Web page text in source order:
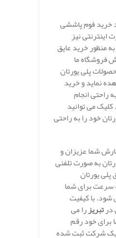
خرید فوم پاششی
اینترنتی نیز
منظور خرید عایق
فروشگاه ما
پلی یورتان
نماید و خرید
راحتی انجام
کلیک می توانید
خود را به راحتی
شما عزیزان و
به صورت تلفنی
پلی یورتان
سرعت برای شما
شود. با کیفیت
درتبریزرا می
برای خود رقم
یک شرکت ثبت شده